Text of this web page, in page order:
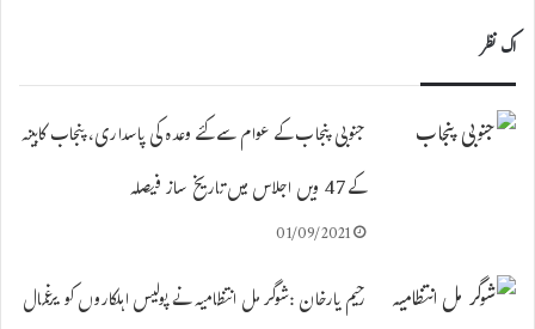
اک نظر
جنوبی پنجاب کے عوام سے کئے وعدہ کی پاسداری، پنجاب کابینہ
کے 47 ویں اجلاس میں تاریخ ساز فیصلہ
01/09/2021
رحیم یارخان :شوگر مل انتظامیہ نے پولیس اہلکاروں کو یرغمال